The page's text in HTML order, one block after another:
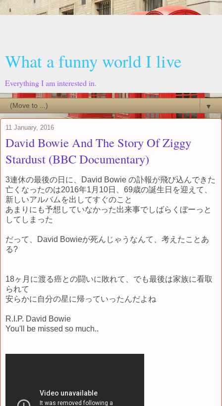
What a funny world I live
Everything I am interested in.
▼
11 January, 2016
David Bowie And The Story Of Ziggy
Stardust (BBC Documentary)
3連休の最後の日に、David Bowie の訃報が飛び込んできた
亡くなったのは2016年1月10日、69歳の誕生日を迎えて、
新しいアルバムを出してすぐのこと
あまりにも予想していなかった出来事でしばらくぼーっと
してしまった
だって、David Bowieが死んじゃうなんて、考えたことあ
る?
18ヶ月に渡る癌との闘いに敗れて、でも最後は家族に看取
られて
安らかに自分の星に帰っていったんだよね
R.I.P. David Bowie
You'll be missed so much..